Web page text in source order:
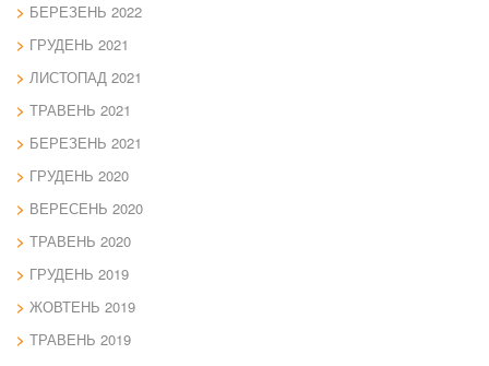
БЕРЕЗЕНЬ 2022
ГРУДЕНЬ 2021
ЛИСТОПАД 2021
ТРАВЕНЬ 2021
БЕРЕЗЕНЬ 2021
ГРУДЕНЬ 2020
ВЕРЕСЕНЬ 2020
ТРАВЕНЬ 2020
ГРУДЕНЬ 2019
ЖОВТЕНЬ 2019
ТРАВЕНЬ 2019